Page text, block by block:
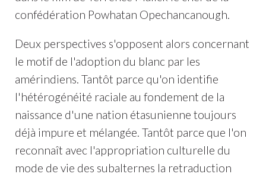
confédération Powhatan Opechancanough.
Deux perspectives s'opposent alors concernant
le motif de l'adoption du blanc par les
amérindiens. Tantôt parce qu'on identifie
l'hétérogénéité raciale au fondement de la
naissance d'une nation étasunienne toujours
déjà impure et mélangée. Tantôt parce que l'on
reconnaît avec l'appropriation culturelle du
mode de vie des subalternes la retraduction